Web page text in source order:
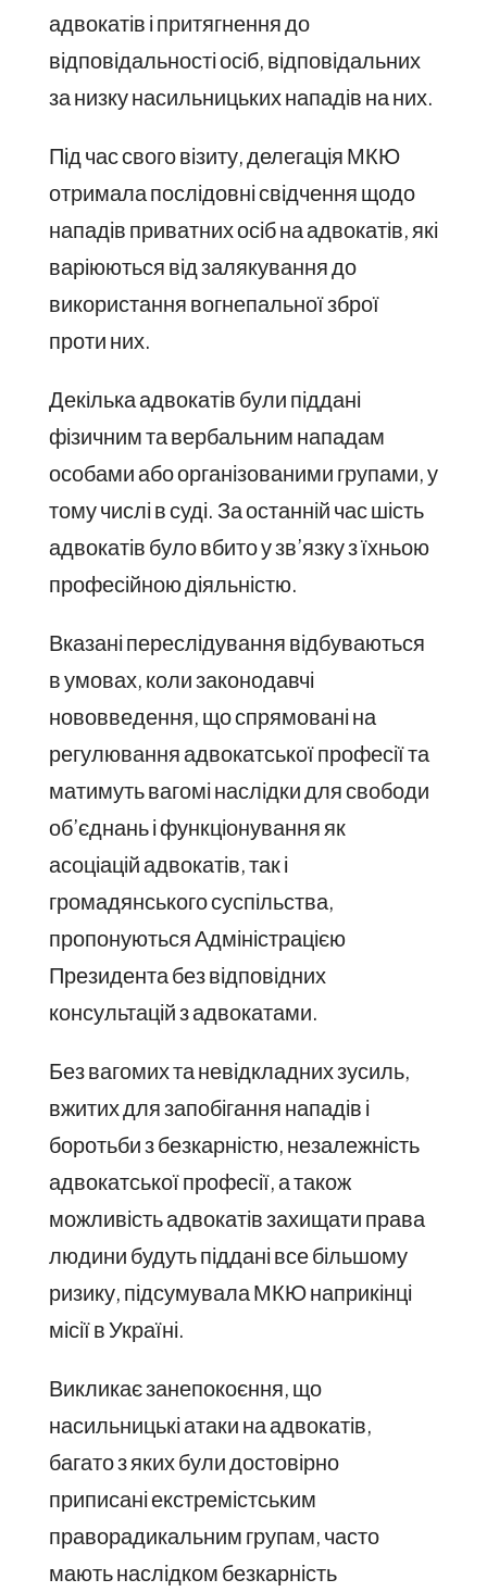
адвокатів і притягнення до
відповідальності осіб, відповідальних
за низку насильницьких нападів на них.
Під час свого візиту, делегація МКЮ
отримала послідовні свідчення щодо
нападів приватних осіб на адвокатів, які
варіюються від залякування до
використання вогнепальної зброї
проти них.
Декілька адвокатів були піддані
фізичним та вербальним нападам
особами або організованими групами, у
тому числі в суді. За останній час шість
адвокатів було вбито у зв’язку з їхньою
професійною діяльністю.
Вказані переслідування відбуваються
в умовах, коли законодавчі
нововведення, що спрямовані на
регулювання адвокатської професії та
матимуть вагомі наслідки для свободи
об’єднань і функціонування як
асоціацій адвокатів, так і
громадянського суспільства,
пропонуються Адміністрацією
Президента без відповідних
консультацій з адвокатами.
Без вагомих та невідкладних зусиль,
вжитих для запобігання нападів і
боротьби з безкарністю, незалежність
адвокатської професії, а також
можливість адвокатів захищати права
людини будуть піддані все більшому
ризику, підсумувала МКЮ наприкінці
місії в Україні.
Викликає занепокоєння, що
насильницькі атаки на адвокатів,
багато з яких були достовірно
приписані екстремістським
праворадикальним групам, часто
мають наслідком безкарність